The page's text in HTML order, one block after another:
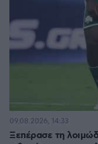
Ξεπέρασε τη
09.08.2026, 14:33